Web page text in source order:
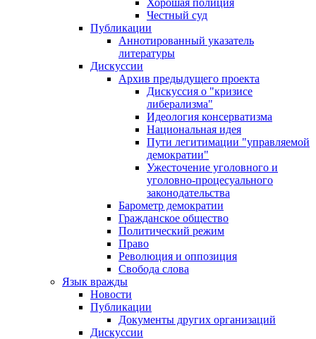
Хорошая полиция
Честный суд
Публикации
Аннотированный указатель
литературы
Дискуссии
Архив предыдущего проекта
Дискуссия о "кризисе
либерализма"
Идеология консерватизма
Национальная идея
Пути легитимации "управляемой
демократии"
Ужесточение уголовного и
уголовно-процесуального
законодательства
Барометр демократии
Гражданское общество
Политический режим
Право
Революция и оппозиция
Свобода слова
Язык вражды
Новости
Публикации
Документы других организаций
Дискуссии